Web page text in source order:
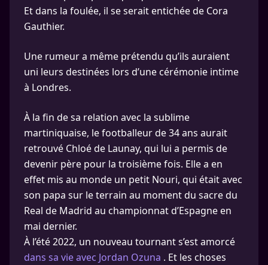
Et dans la foulée, il se serait entichée de Cora
Gauthier.
Une rumeur a même prétendu qu’ils auraient
uni leurs destinées lors d’une cérémonie intime
à Londres.
À la fin de sa relation avec la sublime
martiniquaise, le footballeur de 34 ans aurait
retrouvé Chloé de Launay, qui lui a permis de
devenir père pour la troisième fois. Elle a en
effet mis au monde un petit Nouri, qui était avec
son papa sur le terrain au moment du sacre du
Real de Madrid au championnat d’Espagne en
mai dernier.
À l’été 2022, un nouveau tournant s’est amorcé
dans sa vie avec Jordan Ozuna . Et les choses